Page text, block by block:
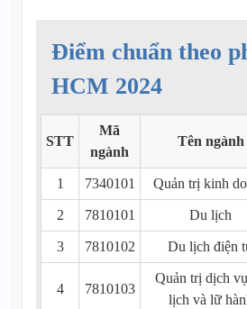
Điểm chuẩn theo
HCM 2024
STT
Mã
ngành
Tên ngành
1 7340101 Quản trị kinh
2 7810101 Du lịch
3 7810102 Du lịch điện
4 7810103
Quản trị dịch
lịch và lữ